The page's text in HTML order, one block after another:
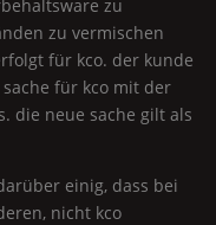
zu
zu vermischen
für kco. der kunde
für kco mit der
die neue sache gilt als
einig, dass bei
nicht kco